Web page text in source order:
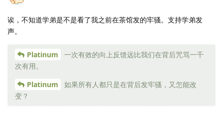
诶，不知道学弟是不是看了我之前在茶馆发的牢骚。支持学弟发
声。
Platinum
一次有效的向上反馈远比我们在背后咒骂一千
次有用。
Platinum
如果所有人都只是在背后发牢骚，又怎能改
变？